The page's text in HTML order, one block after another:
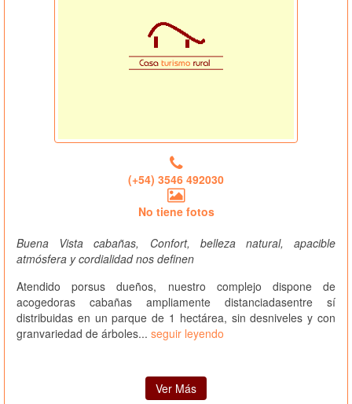
(+54) 3546 492030
No tiene fotos
Buena Vista cabañas, Confort, belleza natural, apacible
atmósfera y cordialidad nos definen
Atendido porsus dueños, nuestro complejo dispone de
acogedoras cabañas ampliamente distanciadasentre sí
distribuidas en un parque de 1 hectárea, sin desniveles y con
granvariedad de árboles... seguir leyendo
Ver Más